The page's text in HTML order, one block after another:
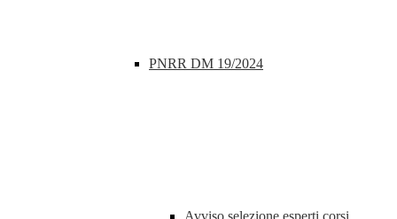
PNRR DM 19/2024